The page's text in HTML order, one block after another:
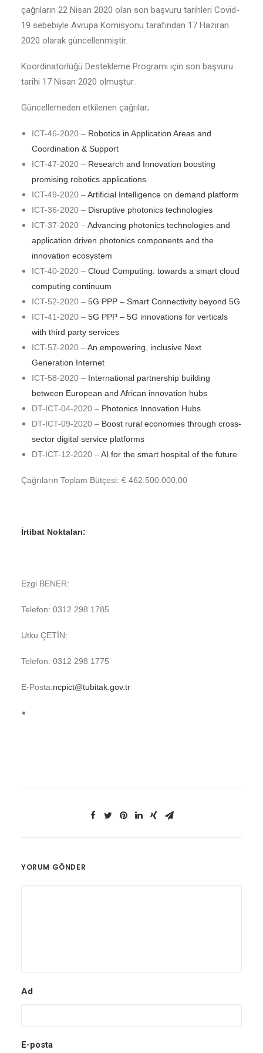
çağrıların 22 Nisan 2020 olan son başvuru tarihleri Covid-
19 sebebiyle Avrupa Komisyonu tarafından 17 Haziran
2020 olarak güncellenmiştir.
Koordinatörlüğü Destekleme Programı için son başvuru
tarihi 17 Nisan 2020 olmuştur.
Güncellemeden etkilenen çağrılar;
ICT-46-2020 – Robotics in Application Areas and
Coordination & Support
ICT-47-2020 – Research and Innovation boosting
promising robotics applications
ICT-49-2020 –Artificial Intelligence on demand platform
ICT-36-2020 – Disruptive photonics technologies
ICT-37-2020 –Advancing photonics technologies and
application driven photonics components and the
innovation ecosystem
ICT-40-2020 – Cloud Computing: towards a smart cloud
computing continuum
ICT-52-2020 – 5G PPP – Smart Connectivity beyond 5G
ICT-41-2020 – 5G PPP – 5G innovations for verticals
with third party services
ICT-57-2020 –An empowering, inclusive Next
Generation Internet
ICT-58-2020 – International partnership building
between European and African innovation hubs
DT-ICT-04-2020 – Photonics Innovation Hubs
DT-ICT-09-2020 – Boost rural economies through cross-
sector digital service platforms
DT-ICT-12-2020 –AI for the smart hospital of the future
Çağrıların Toplam Bütçesi: € 462.500.000,00
İrtibat Noktaları:
Ezgi BENER:
Telefon: 0312 298 1785
Utku ÇETİN:
Telefon: 0312 298 1775
E-Posta:ncpict@tubitak.gov.tr
YORUM GÖNDER
Ad
E-posta